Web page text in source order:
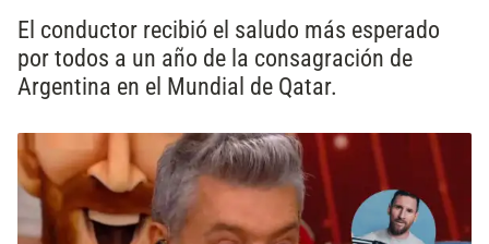
El conductor recibió el saludo más esperado
por todos a un año de la consagración de
Argentina en el Mundial de Qatar.